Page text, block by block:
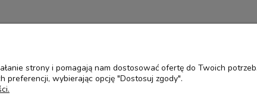
strony i pomagają nam dostosować ofertę do Twoich
preferencji, wybierając opcję "Dostosuj zgody".